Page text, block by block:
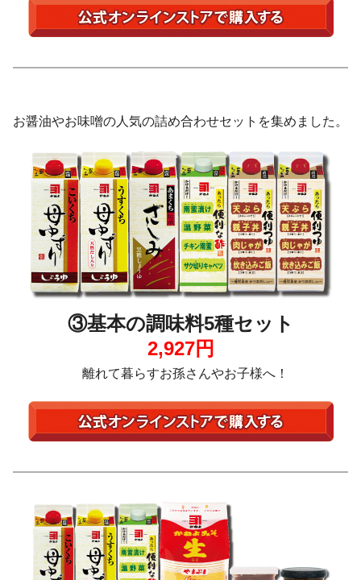
お醤油やお味噌の人気の詰め合わせセットを集めました。
③基本の調味料5種セット
2,927円
離れて暮らすお孫さんやお子様へ！